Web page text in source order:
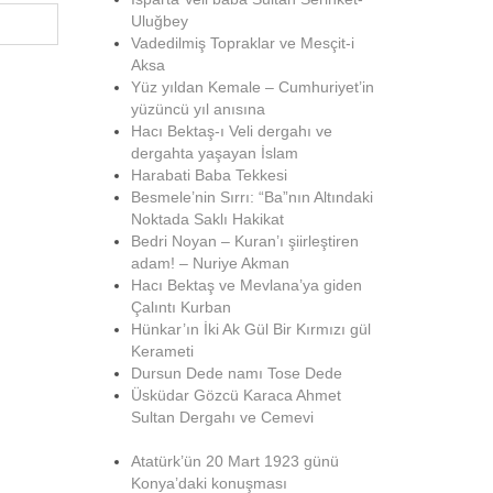
Uluğbey
Vadedilmiş Topraklar ve Mesçit-i
Aksa
Yüz yıldan Kemale – Cumhuriyet’in
yüzüncü yıl anısına
Hacı Bektaş-ı Veli dergahı ve
dergahta yaşayan İslam
Harabati Baba Tekkesi
Besmele’nin Sırrı: “Ba”nın Altındaki
Noktada Saklı Hakikat
Bedri Noyan – Kuran’ı şiirleştiren
adam! – Nuriye Akman
Hacı Bektaş ve Mevlana’ya giden
Çalıntı Kurban
Hünkar’ın İki Ak Gül Bir Kırmızı gül
Kerameti
Dursun Dede namı Tose Dede
Üsküdar Gözcü Karaca Ahmet
Sultan Dergahı ve Cemevi
Atatürk’ün 20 Mart 1923 günü
Konya’daki konuşması